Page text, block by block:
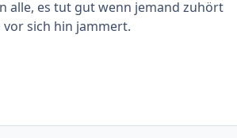
alle, es tut gut wenn jemand zuhört
sich hin jammert.